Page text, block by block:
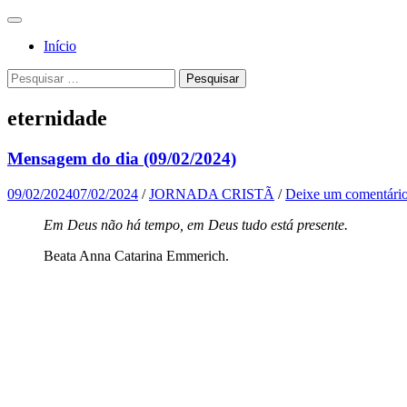
Jornada
Cristã
Para a
Deus, em
comunhão
Santa
Igreja
Católica
Apostólica
Romana
Menu
Início
Pesquisa
Pesquisar
por:
eternidade
Mensagem do dia (09/02/2024)
09/02/202407/02/2024 /JORNADA CRISTÃ /Deixe um
Em Deus não há tempo, em Deus tudo está presente.
Beata Anna Catarina Emmerich.